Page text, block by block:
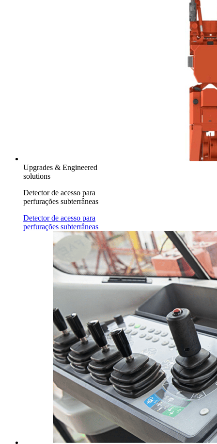
Upgrades & Engineered
solutions
Detector de acesso para
perfurações subterrâneas
Detector de acesso para
perfurações subterrâneas